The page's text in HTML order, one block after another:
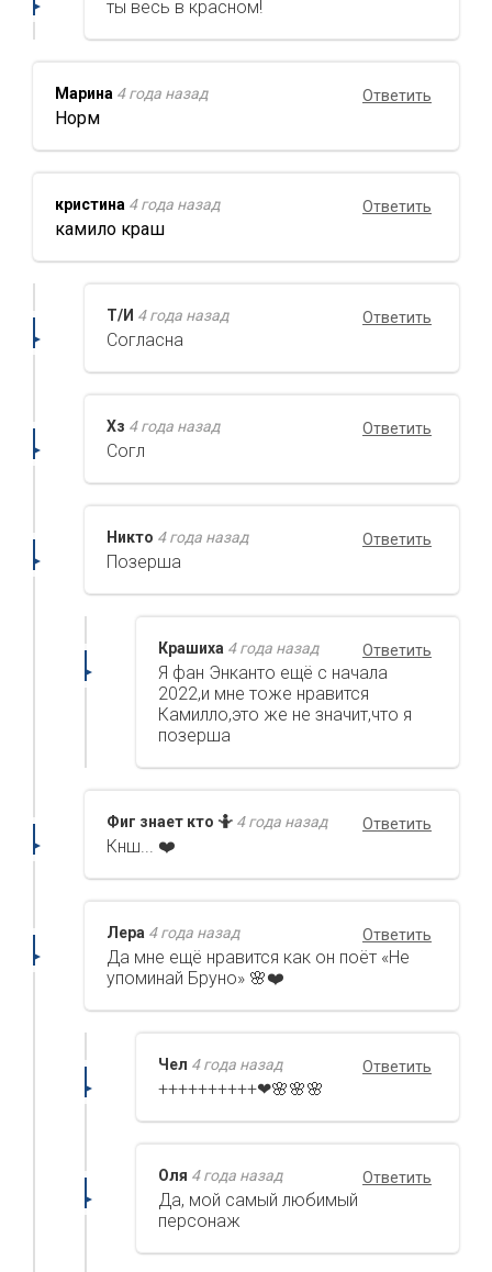
ты весь в красном!
Ответить
Марина 4 года назад
Норм
Ответить
кристина 4 года назад
камило краш
Ответить
Т/И 4 года назад
Согласна
Ответить
Хз 4 года назад
Согл
Ответить
Никто 4 года назад
Позерша
Ответить
Крашиха 4 года назад
Я фан Энканто ещё с начала
2022,и мне тоже нравится
Камилло,это же не значит,что я
позерша
Ответить
Фиг знает кто 🤷 4 года назад
Кнш... ❤️
Ответить
Лера 4 года назад
Да мне ещё нравится как он поёт «Не
упоминай Бруно» 🌸❤️
Ответить
Чел 4 года назад
++++++++++❤🌸🌸🌸
Ответить
Оля 4 года назад
Да, мой самый любимый
персонаж